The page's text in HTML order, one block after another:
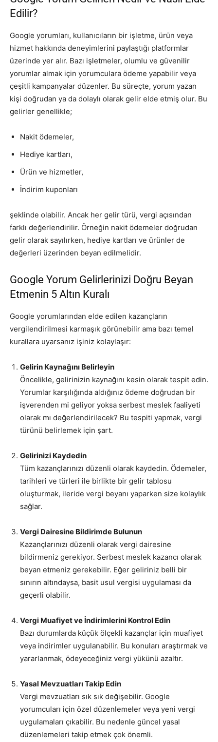
Edilir?
Google yorumları, kullanıcıların bir işletme, ürün veya
hizmet hakkında deneyimlerini paylaştığı platformlar
üzerinde yer alır. Bazı işletmeler, olumlu ve güvenilir
yorumlar almak için yorumculara ödeme yapabilir veya
çeşitli kampanyalar düzenler. Bu süreçte, yorum yazan
kişi doğrudan ya da dolaylı olarak gelir elde etmiş olur. Bu
gelirler genellikle;
Nakit ödemeler,
Hediye kartları,
Ürün ve hizmetler,
İndirim kuponları
şeklinde olabilir. Ancak her gelir türü, vergi açısından
farklı değerlendirilir. Örneğin nakit ödemeler doğrudan
gelir olarak sayılırken, hediye kartları ve ürünler de
değerleri üzerinden beyan edilmelidir.
Google Yorum Gelirlerinizi Doğru Beyan
Etmenin 5 Altın Kuralı
Google yorumlarından elde edilen kazançların
vergilendirilmesi karmaşık görünebilir ama bazı temel
kurallara uyarsanız işiniz kolaylaşır:
Gelirin Kaynağını Belirleyin
Öncelikle, gelirinizin kaynağını kesin olarak tespit edin.
Yorumlar karşılığında aldığınız ödeme doğrudan bir
işverenden mi geliyor yoksa serbest meslek faaliyeti
olarak mı değerlendirilecek? Bu tespiti yapmak, vergi
türünü belirlemek için şart.
Gelirinizi Kaydedin
Tüm kazançlarınızı düzenli olarak kaydedin. Ödemeler,
tarihleri ve türleri ile birlikte bir gelir tablosu
oluşturmak, ileride vergi beyanı yaparken size kolaylık
sağlar.
Vergi Dairesine Bildirimde Bulunun
Kazançlarınızı düzenli olarak vergi dairesine
bildirmeniz gerekiyor. Serbest meslek kazancı olarak
beyan etmeniz gerekebilir. Eğer geliriniz belli bir
sınırın altındaysa, basit usul vergisi uygulaması da
geçerli olabilir.
Vergi Muafiyet ve İndirimlerini Kontrol Edin
Bazı durumlarda küçük ölçekli kazançlar için muafiyet
veya indirimler uygulanabilir. Bu konuları araştırmak ve
yararlanmak, ödeyeceğiniz vergi yükünü azaltır.
Yasal Mevzuatları Takip Edin
Vergi mevzuatları sık sık değişebilir. Google
yorumcuları için özel düzenlemeler veya yeni vergi
uygulamaları çıkabilir. Bu nedenle güncel yasal
düzenlemeleri takip etmek çok önemli.